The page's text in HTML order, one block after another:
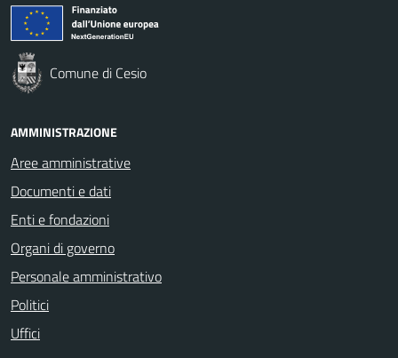
Comune di Cesio
AMMINISTRAZIONE
Aree amministrative
Documenti e dati
Enti e fondazioni
Organi di governo
Personale amministrativo
Politici
Uffici